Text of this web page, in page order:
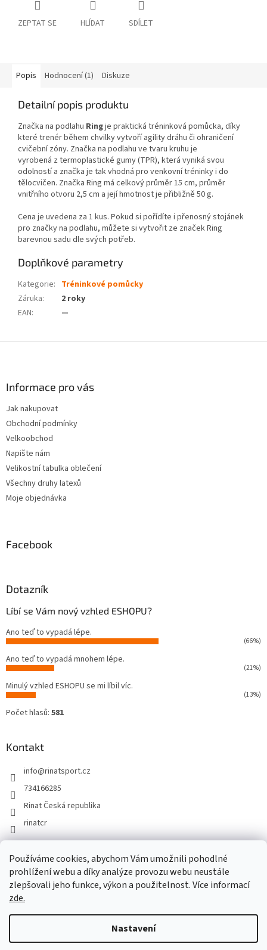
Používáme cookies, abychom Vám umožnili pohodlné
prohlížení webu a díky analýze provozu webu neustále
zlepšovali jeho funkce, výkon a použitelnost. Více informací
zde.
Nastavení
ZEPTAT SE HLÍDAT SDÍLET
Popis Hodnocení (1) Diskuze
Detailní popis produktu
Značka na podlahu Ringje praktická tréninková pomůcka, díky
které trenér během chvilky vytvoří agility dráhu či ohraničení
cvičební zóny. Značka na podlahu ve tvaru kruhu je
vyrobená z termoplastické gumy (TPR), která vyniká svou
odolností a značka je tak vhodná pro venkovní tréninky i do
tělocvičen. Značka Ring má celkový průměr 15 cm, průměr
vnitřního otvoru 2,5 cm a její hmotnost je přibližně 50 g.
Cena je uvedena za 1 kus. Pokud si pořídíte i přenosný stojánek
pro značky na podlahu, můžete si vytvořit ze značek Ring
barevnou sadu dle svých potřeb.
Doplňkové parametry
Kategorie: Tréninkové pomůcky
Záruka:
2 roky
EAN: —
Informace pro vás
Jak nakupovat
Obchodní podmínky
Velkoobchod
Napište nám
Velikostní tabulka oblečení
Všechny druhy latexů
Moje objednávka
Facebook
Dotazník
Líbí se Vám nový vzhled ESHOPU?
Ano teď to vypadá lépe.
(66%)
Ano teď to vypadá mnohem lépe.
(21%)
Minulý vzhled ESHOPU se mi líbil víc.
(13%)
Počet hlasů: 581
Kontakt
info@rinatsport.cz
734166285
Rinat Česká republika
rinatcr
Rinat Europe www.sport4outlet.cz